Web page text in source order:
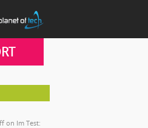
on Im Test: